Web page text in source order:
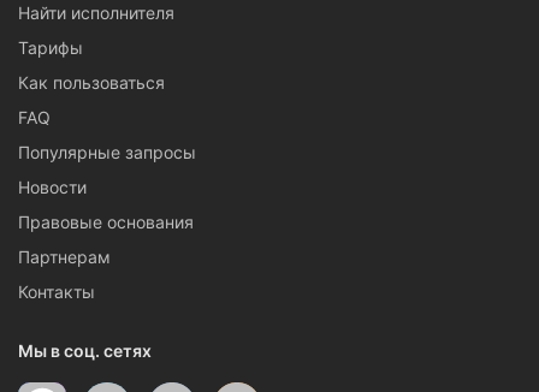
Найти исполнителя
Тарифы
Как пользоваться
FAQ
Популярные запросы
Новости
Правовые основания
Партнерам
Контакты
Мы в соц. сетях